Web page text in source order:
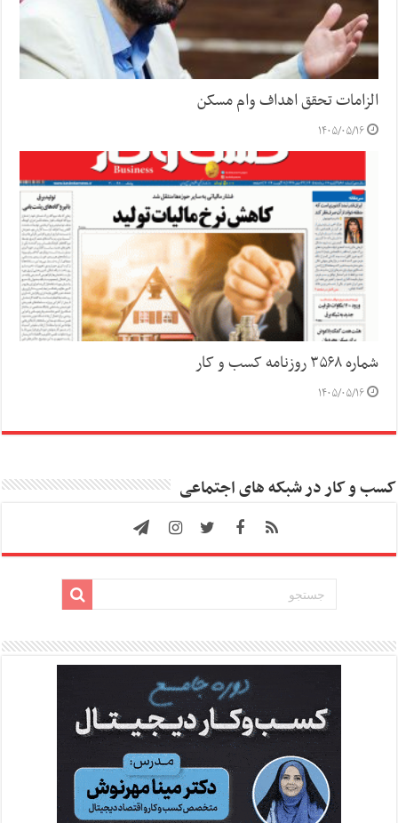
الزامات تحقق اهداف وام مسکن
۱۴۰۵/۰۵/۱۶
شماره ۳۵۶۸ روزنامه کسب و کار
۱۴۰۵/۰۵/۱۶
کسب و کار در شبکه های اجتماعی